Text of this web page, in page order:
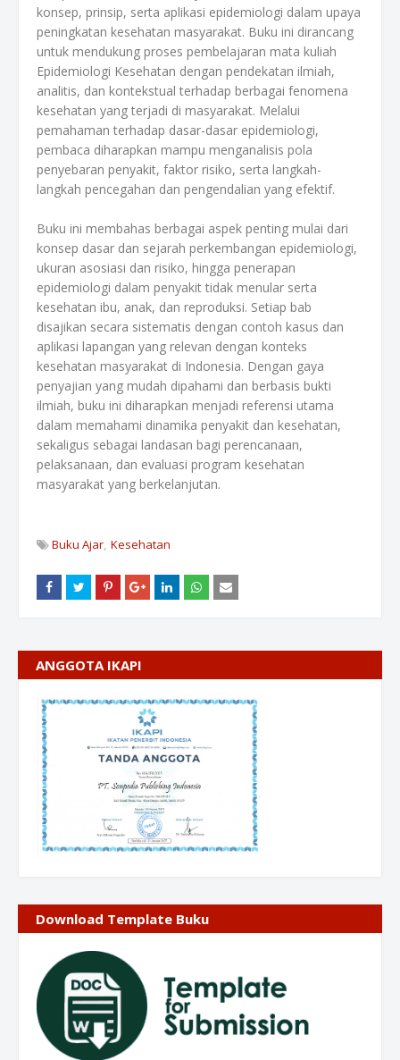
konsep, prinsip, serta aplikasi epidemiologi dalam upaya
peningkatan kesehatan masyarakat. Buku ini dirancang
untuk mendukung proses pembelajaran mata kuliah
Epidemiologi Kesehatan dengan pendekatan ilmiah,
analitis, dan kontekstual terhadap berbagai fenomena
kesehatan yang terjadi di masyarakat. Melalui
pemahaman terhadap dasar-dasar epidemiologi,
pembaca diharapkan mampu menganalisis pola
penyebaran penyakit, faktor risiko, serta langkah-
langkah pencegahan dan pengendalian yang efektif.
Buku ini membahas berbagai aspek penting mulai dari
konsep dasar dan sejarah perkembangan epidemiologi,
ukuran asosiasi dan risiko, hingga penerapan
epidemiologi dalam penyakit tidak menular serta
kesehatan ibu, anak, dan reproduksi. Setiap bab
disajikan secara sistematis dengan contoh kasus dan
aplikasi lapangan yang relevan dengan konteks
kesehatan masyarakat di Indonesia. Dengan gaya
penyajian yang mudah dipahami dan berbasis bukti
ilmiah, buku ini diharapkan menjadi referensi utama
dalam memahami dinamika penyakit dan kesehatan,
sekaligus sebagai landasan bagi perencanaan,
pelaksanaan, dan evaluasi program kesehatan
masyarakat yang berkelanjutan.
Buku Ajar Kesehatan
ANGGOTA IKAPI
Download Template Buku